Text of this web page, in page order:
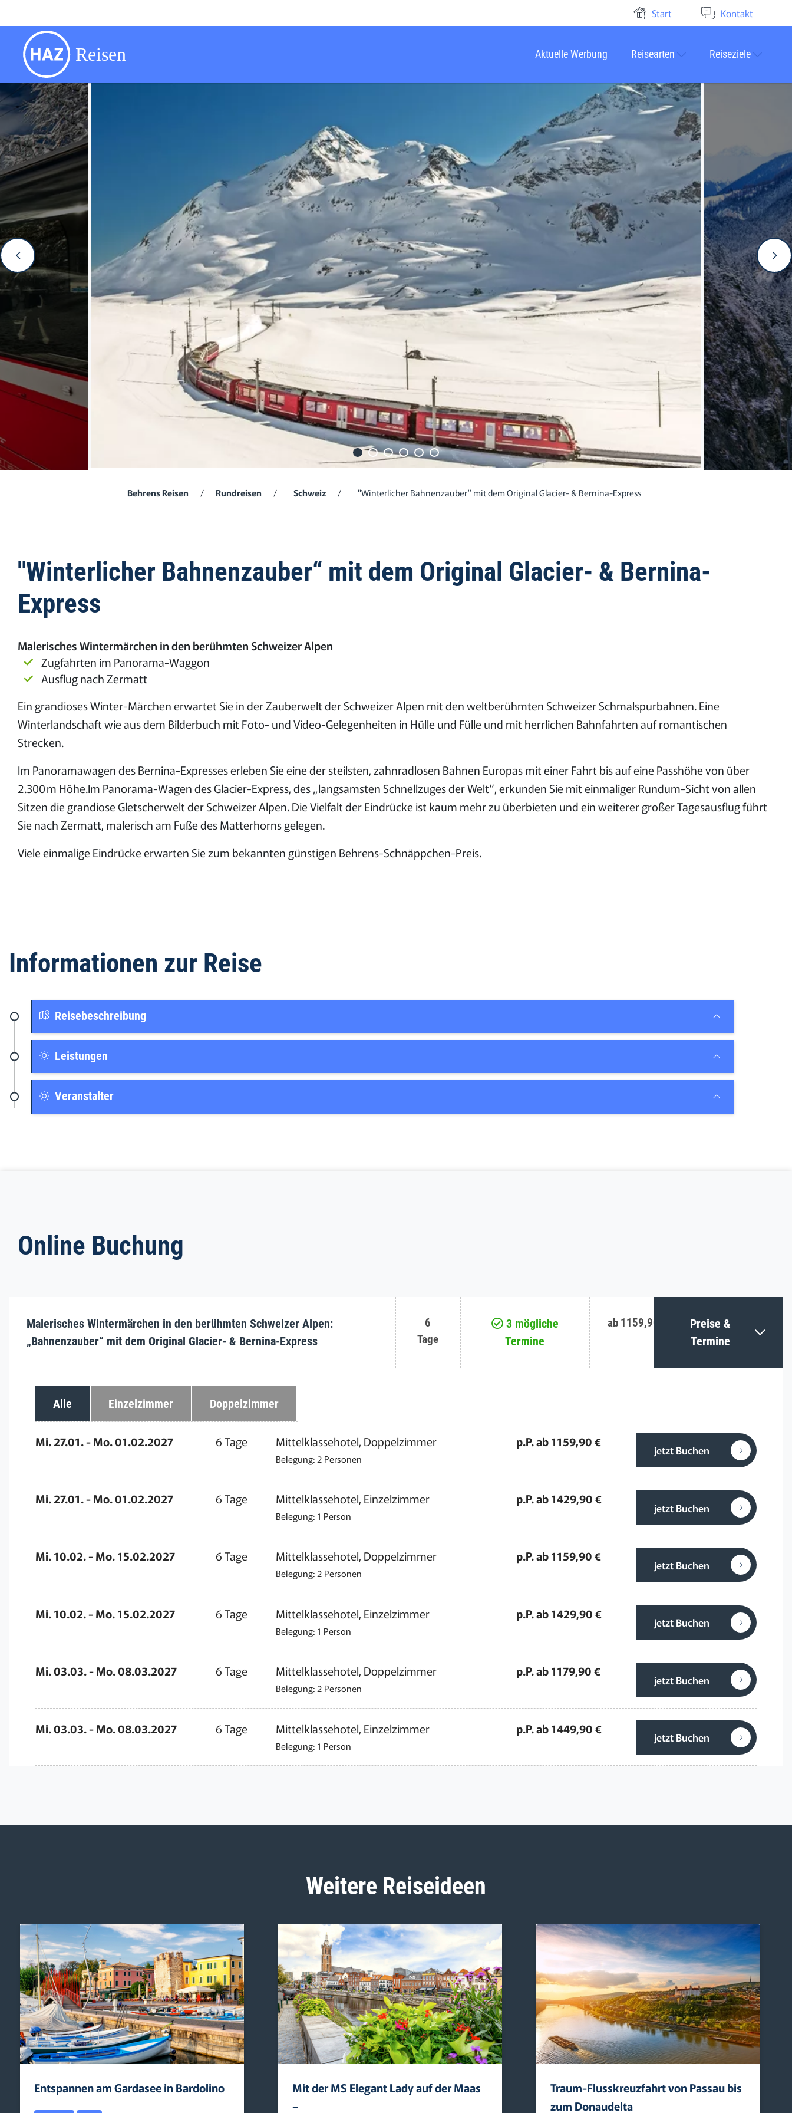
Start Kontakt
Aktuelle Werbung Reisearten Reiseziele
Behrens Reisen / Rundreisen / Schweiz / "Winterlicher Bahnenzauber“ mit dem Original Glacier- & Bernina-Express
"Winterlicher Bahnenzauber“ mit dem Original Glacier- & Bernina-
Express
Malerisches Wintermärchen in den berühmten Schweizer Alpen
Zugfahrten im Panorama-Waggon
Ausflug nach Zermatt
Ein grandioses Winter-Märchen erwartet Sie in der Zauberwelt der Schweizer Alpen mit den weltberühmten Schweizer Schmalspurbahnen. Eine
Winterlandschaft wie aus dem Bilderbuch mit Foto- und Video-Gelegenheiten in Hülle und Fülle und mit herrlichen Bahnfahrten auf romantischen
Strecken.
Im Panoramawagen des Bernina-Expresses erleben Sie eine der steilsten, zahnradlosen Bahnen Europas mit einer Fahrt bis auf eine Passhöhe von über
2.300 m Höhe.Im Panorama-Wagen des Glacier-Express, des „langsamsten Schnellzuges der Welt“, erkunden Sie mit einmaliger Rundum-Sicht von allen
Sitzen die grandiose Gletscherwelt der Schweizer Alpen. Die Vielfalt der Eindrücke ist kaum mehr zu überbieten und ein weiterer großer Tagesausflug führt
Sie nach Zermatt, malerisch am Fuße des Matterhorns gelegen.
Viele einmalige Eindrücke erwarten Sie zum bekannten günstigen Behrens-Schnäppchen-Preis.
Informationen zur Reise
Reisebeschreibung
Leistungen
Veranstalter
Online Buchung
Malerisches Wintermärchen in den berühmten Schweizer Alpen:
„Bahnenzauber“ mit dem Original Glacier- & Bernina-Express
6
Tage
3 mögliche
Termine
ab 1159,90 €
Preise &
Termine
Alle Einzelzimmer Doppelzimmer
Mi. 27.01. - Mo. 01.02.2027 6 Tage Mittelklassehotel, Doppelzimmer
Belegung: 2 Personen
p.P. ab 1159,90 €
jetzt Buchen
Mi. 27.01. - Mo. 01.02.2027 6 Tage Mittelklassehotel, Einzelzimmer
Belegung: 1 Person
p.P. ab 1429,90 €
jetzt Buchen
Mi. 10.02. - Mo. 15.02.2027 6 Tage Mittelklassehotel, Doppelzimmer
Belegung: 2 Personen
p.P. ab 1159,90 €
jetzt Buchen
Mi. 10.02. - Mo. 15.02.2027 6 Tage Mittelklassehotel, Einzelzimmer
Belegung: 1 Person
p.P. ab 1429,90 €
jetzt Buchen
Mi. 03.03. - Mo. 08.03.2027 6 Tage Mittelklassehotel, Doppelzimmer
Belegung: 2 Personen
p.P. ab 1179,90 €
jetzt Buchen
Mi. 03.03. - Mo. 08.03.2027 6 Tage Mittelklassehotel, Einzelzimmer
Belegung: 1 Person
p.P. ab 1449,90 €
jetzt Buchen
Weitere Reiseideen
Entspannen am Gardasee in Bardolino
Mit der MS Elegant Lady auf der Maas
–
Traum-Flusskreuzfahrt von Passau bis
zum Donaudelta